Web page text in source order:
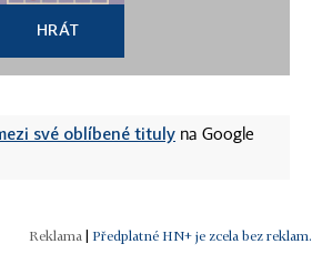
HRÁT
své oblíbené tituly na Google
Předplatné HN+ je zcela bez reklam.